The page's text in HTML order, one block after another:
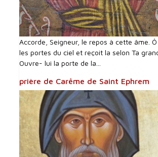
Accorde, Seigneur, le repos à cette âme.
les portes du ciel et reçoit la selon Ta
Ouvre- lui la porte de la...
prière de Carême de Saint Ephrem